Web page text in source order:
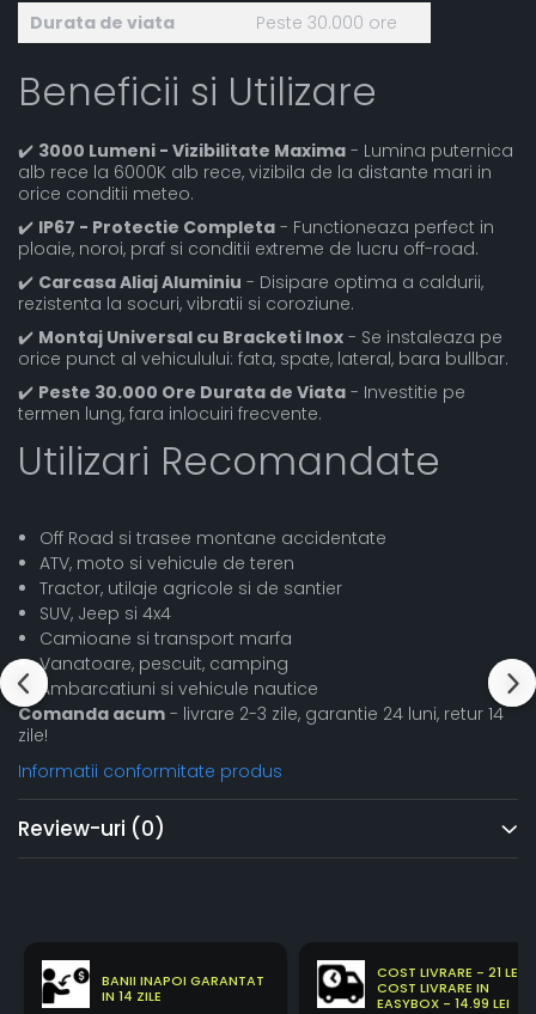
Durata de viata
Peste 30.000 ore
Beneficii si Utilizare
✔️ 3000 Lumeni - Vizibilitate Maxima - Lumina puternica
alb rece la 6000K alb rece, vizibila de la distante mari in
orice conditii meteo.
✔️ IP67 - Protectie Completa - Functioneaza perfect in
ploaie, noroi, praf si conditii extreme de lucru off-road.
✔️ Carcasa Aliaj Aluminiu - Disipare optima a caldurii,
rezistenta la socuri, vibratii si coroziune.
✔️ Montaj Universal cu Bracketi Inox - Se instaleaza pe
orice punct al vehiculului: fata, spate, lateral, bara bullbar.
✔️ Peste 30.000 Ore Durata de Viata - Investitie pe
termen lung, fara inlocuiri frecvente.
Utilizari Recomandate
Off Road si trasee montane accidentate
ATV, moto si vehicule de teren
Tractor, utilaje agricole si de santier
SUV, Jeep si 4x4
Camioane si transport marfa
Vanatoare, pescuit, camping
Ambarcatiuni si vehicule nautice
Comanda acum - livrare 2-3 zile, garantie 24 luni, retur 14
zile!
Informatii conformitate produs
Review-uri (0)
BANII INAPOI GARANTAT
IN 14 ZILE
COST LIVRARE - 21 LEI
COST LIVRARE IN
EASYBOX - 14.99 LEI